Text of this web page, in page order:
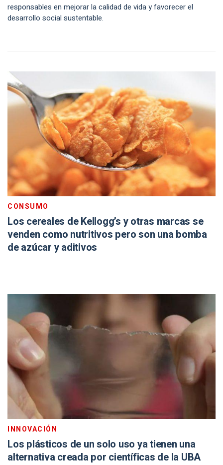
responsables en mejorar la calidad de vida y favorecer el
desarrollo social sustentable.
CONSUMO
Los cereales de Kellogg’s y otras marcas se
venden como nutritivos pero son una bomba
de azúcar y aditivos
INNOVACIÓN
Los plásticos de un solo uso ya tienen una
alternativa creada por científicas de la UBA